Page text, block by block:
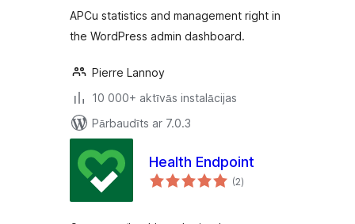
APCu statistics and management right in
the WordPress admin dashboard.
Pierre Lannoy
10 000+ aktīvās instalācijas
Pārbaudīts ar 7.0.3
Health Endpoint
(2vērtējumu
kopsumma
)